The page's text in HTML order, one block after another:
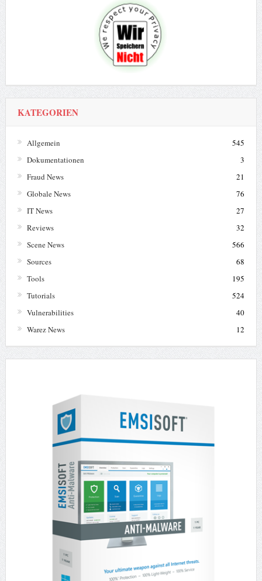
KATEGORIEN
Allgemein
545
Dokumentationen
3
Fraud News
21
Globale News
76
IT News
27
Reviews
32
Scene News
566
Sources
68
Tools
195
Tutorials
524
Vulnerabilities
40
Warez News
12